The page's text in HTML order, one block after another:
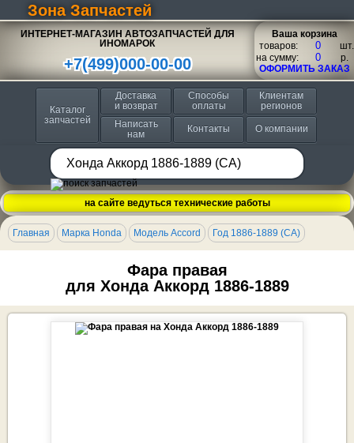
Зона Запчастей
ИНТЕРНЕТ-МАГАЗИН АВТОЗАПЧАСТЕЙ ДЛЯ
ИНОМАРОК
+7(499)000-00-00
Ваша корзина
товаров:
шт.
на сумму:
p.
ОФОРМИТЬ ЗАКАЗ
Каталог
запчастей
Доставка
и возврат
Способы
оплаты
Клиентам
регионов
Написать
нам
Контакты О компании
на сайте ведуться технические работы
Главная Марка Honda Модель Accord Год 1886-1889 (CA)
Фара правая
для Хонда Аккорд 1886-1889